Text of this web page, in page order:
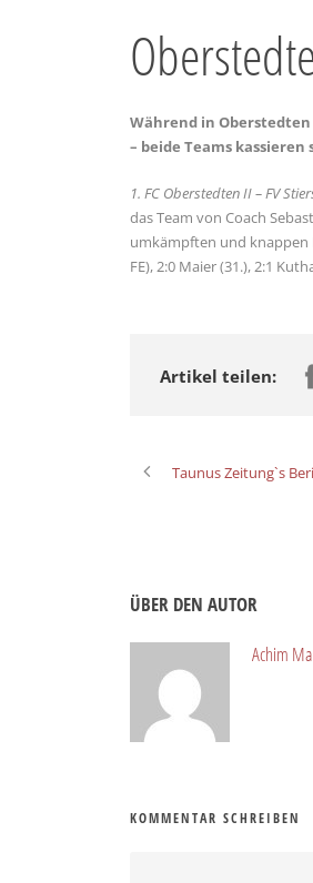
Während in Oberstedten
– beide Teams kassieren
1. FC Oberstedten II – FV
das Team von Coach
umkämpften und knappen
FE), 2:0 Maier (31.), 2:1
Artikel teilen:
Taunus Zeitung`s
ÜBER DEN AUTOR
Achim
KOMMENTAR SCHREIBEN